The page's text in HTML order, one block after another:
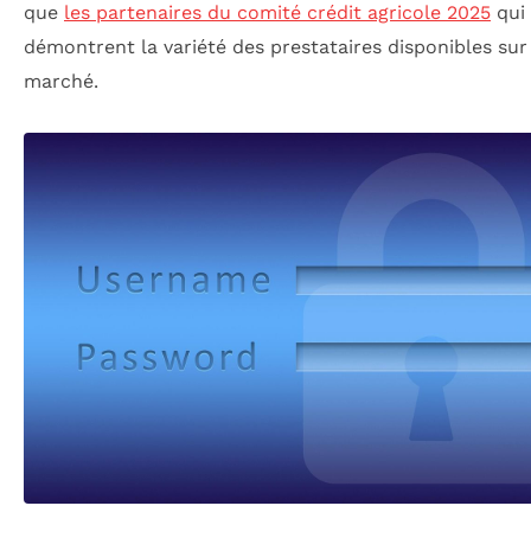
que les partenaires du comité crédit agricole 2025 qui
démontrent la variété des prestataires disponibles
marché.